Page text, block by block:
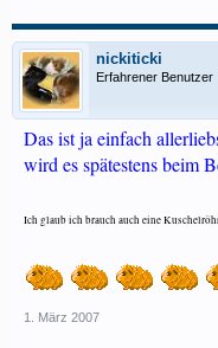
nickiticki
Erfahrener Benutzer
Das ist ja einfach
wird es spätestens beim
Ich glaub ich brauch auch eine
1. März 2007